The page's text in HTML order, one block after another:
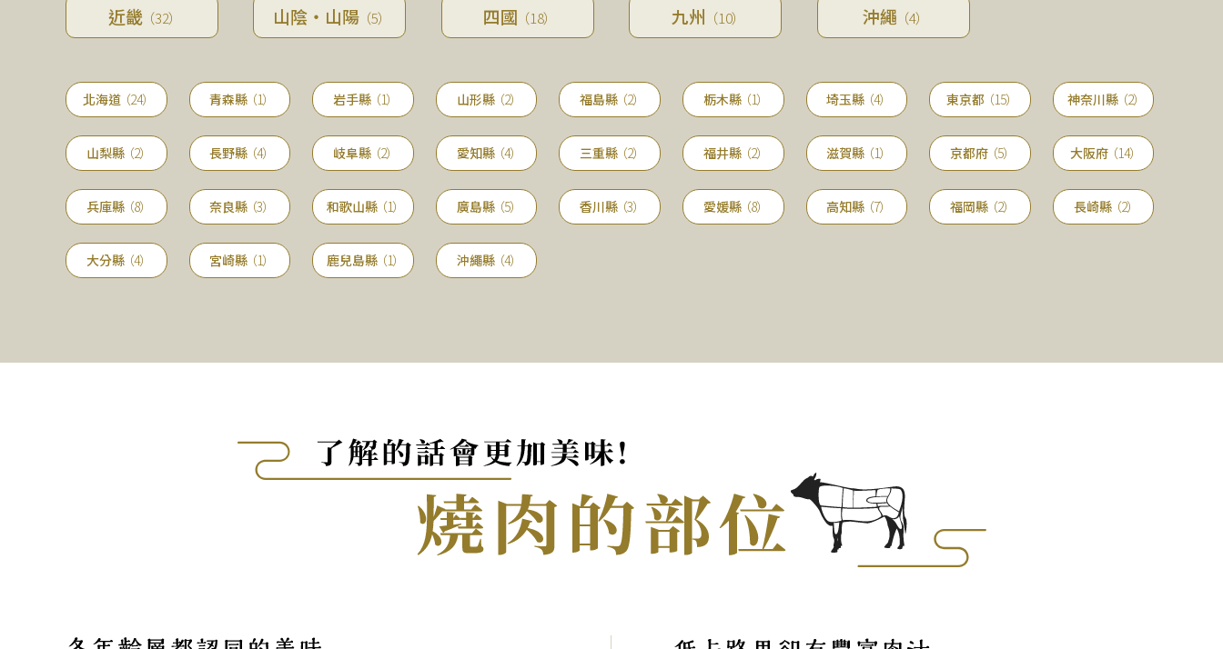
近畿 （32） 山陰・山陽 （5） 四國 （18） 九州 （10） 沖繩 （4）
北海道 （24） 青森縣 （1） 岩手縣 （1） 山形縣 （2） 福島縣 （2） 栃木縣 （1） 埼玉縣 （4） 東京都 （15） 神奈川縣 （2）
山梨縣 （2） 長野縣 （4） 岐阜縣 （2） 愛知縣 （4） 三重縣 （2） 福井縣 （2） 滋賀縣 （1） 京都府 （5） 大阪府 （14）
兵庫縣 （8） 奈良縣 （3） 和歌山縣 （1） 廣島縣 （5） 香川縣 （3） 愛媛縣 （8） 高知縣 （7） 福岡縣 （2） 長崎縣 （2）
大分縣 （4） 宮崎縣 （1） 鹿兒島縣 （1） 沖繩縣 （4）